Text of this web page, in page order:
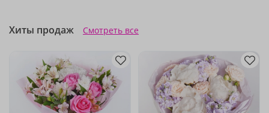
Хиты продаж Смотреть все